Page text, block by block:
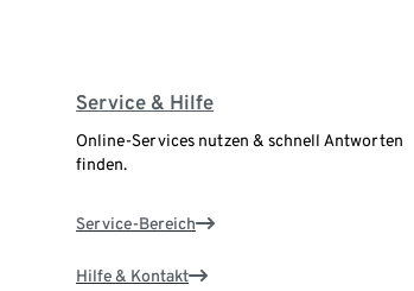
Service & Hilfe
Online-Services nutzen & schnell Antworten
finden.
Service-Bereich
Hilfe & Kontakt